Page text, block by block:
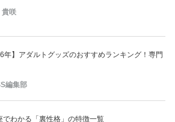
咲
年】アダルトグッズのおすすめランキング！専門
編集部
でわかる「裏性格」の特徴一覧